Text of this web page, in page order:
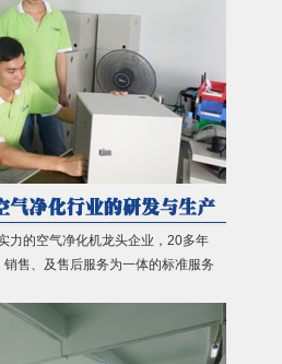
力的空气净化机龙头企业，20多年
售、及售后服务为一体的标准服务